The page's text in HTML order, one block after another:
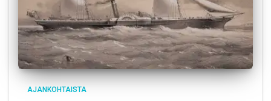
AJANKOHTAISTA